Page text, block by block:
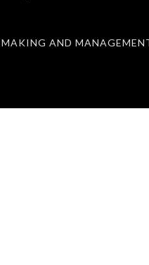
AND